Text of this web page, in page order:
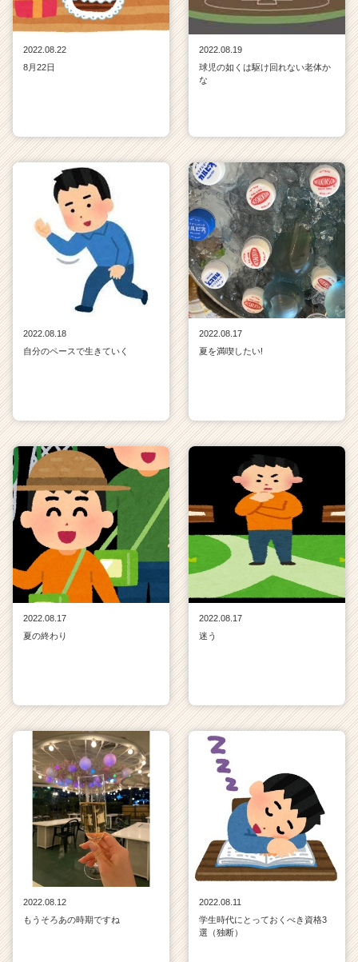
2022.08.22
8月22日
2022.08.19
球児の如くは駆け回れない老体か
な
2022.08.18
自分のペースで生きていく
2022.08.17
夏を満喫したい!
2022.08.17
夏の終わり
2022.08.17
迷う
2022.08.12
もうそろあの時期ですね
2022.08.11
学生時代にとっておくべき資格3
選（独断）